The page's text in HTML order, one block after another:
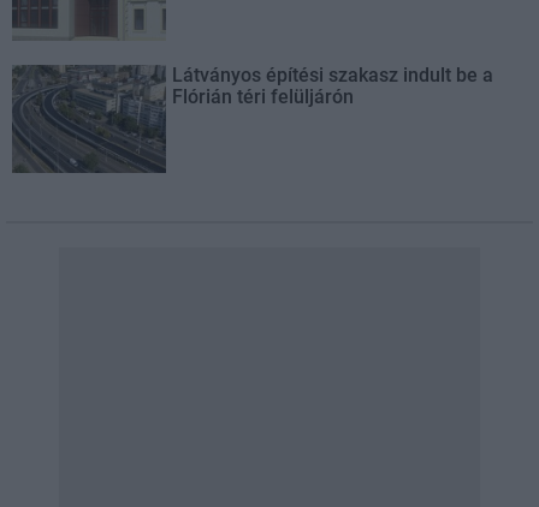
Látványos építési szakasz indult be a
Flórián téri felüljárón